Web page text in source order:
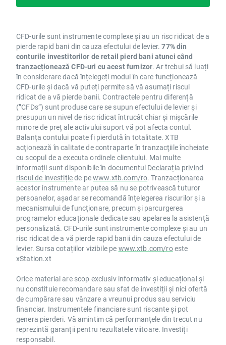
CFD-urile sunt instrumente complexe și au un risc ridicat de a
pierde rapid bani din cauza efectului de levier.77% din
conturile investitorilor de retail pierd bani atunci când
tranzacționează CFD-uri cu acest furnizor. Ar trebui să luați
în considerare dacă înțelegeți modul în care funcționează
CFD-urile și dacă vă puteți permite să vă asumați riscul
ridicat de a vă pierde banii. Contractele pentru diferență
(”CFDs”) sunt produse care se supun efectului de levier și
presupun un nivel de risc ridicat întrucât chiar și mișcările
minore de preț ale activului suport vă pot afecta contul.
Balanța contului poate fi pierdută în totalitate. XTB
acţionează în calitate de contraparte în tranzacţiile încheiate
cu scopul de a executa ordinele clientului. Mai multe
informații sunt disponibile în documentul Declarația privind
riscul de investițiede pewww.xtb.com/ro. Tranzacționarea
acestor instrumente ar putea să nu se potrivească tuturor
persoanelor, așadar se recomandă înțelegerea riscurilor și a
mecanismului de funcționare, precum și parcurgerea
programelor educaționale dedicate sau apelarea la asistență
personalizată. CFD-urile sunt instrumente complexe și au un
risc ridicat de a vă pierde rapid banii din cauza efectului de
levier. Sursa cotațiilor vizibile pe www.xtb.com/roeste
xStation.xt
Orice material are scop exclusiv informativ și educațional și
nu constituie recomandare sau sfat de investiții și nici ofertă
de cumpărare sau vânzare a vreunui produs sau serviciu
financiar. Instrumentele financiare sunt riscante și pot
genera pierderi. Vă amintim că performanțele din trecut nu
reprezintă garanții pentru rezultatele viitoare. Investiți
responsabil.